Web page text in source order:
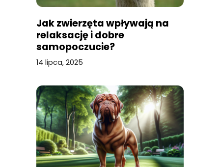
Jak zwierzęta wpływają na
relaksację i dobre
samopoczucie?
14 lipca, 2025